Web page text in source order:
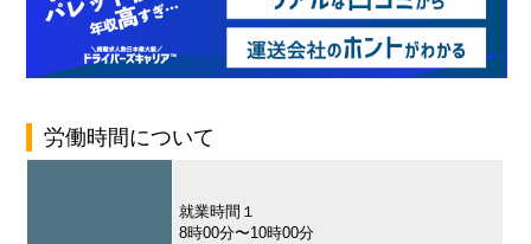
労働時間について
就業時間１
8時00分〜10時00分